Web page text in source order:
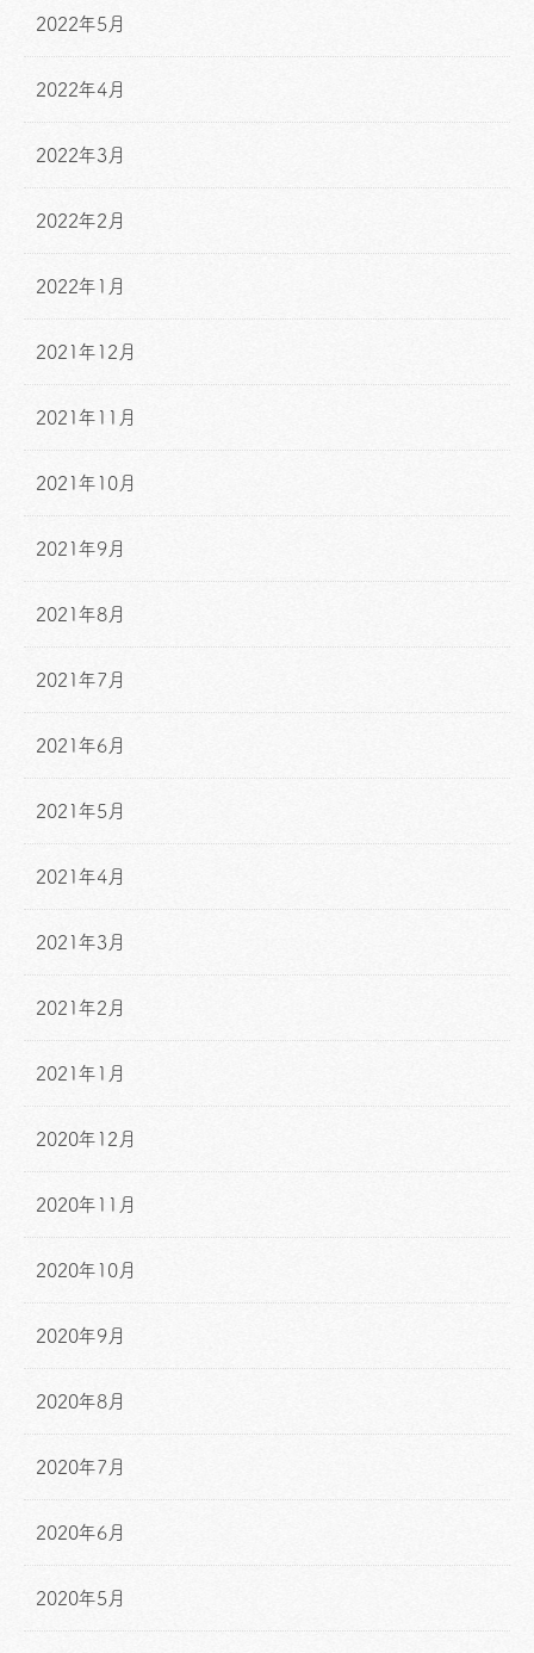
2022年5月
2022年4月
2022年3月
2022年2月
2022年1月
2021年12月
2021年11月
2021年10月
2021年9月
2021年8月
2021年7月
2021年6月
2021年5月
2021年4月
2021年3月
2021年2月
2021年1月
2020年12月
2020年11月
2020年10月
2020年9月
2020年8月
2020年7月
2020年6月
2020年5月